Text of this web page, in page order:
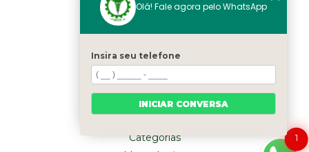
segmed@segmedrio.com.br
Home
Institucional
Serviços
Categorias
1
Olá! Fale agora pelo WhatsApp
Insira seu telefone
INICIAR CONVERSA